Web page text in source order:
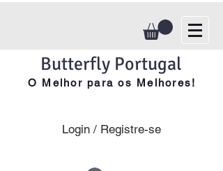
Butterfly Portugal
O Melhor para os Melhores!
Login / Registre-se